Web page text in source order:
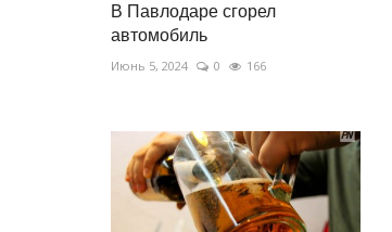
В Павлодаре сгорел
автомобиль
Июнь 5, 2024 0 166